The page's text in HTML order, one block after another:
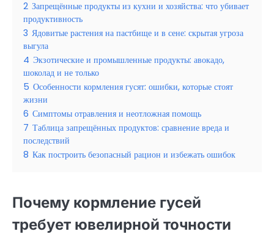
2 Запрещённые продукты из кухни и хозяйства: что убивает
продуктивность
3 Ядовитые растения на пастбище и в сене: скрытая угроза
выгула
4 Экзотические и промышленные продукты: авокадо,
шоколад и не только
5 Особенности кормления гусят: ошибки, которые стоят
жизни
6 Симптомы отравления и неотложная помощь
7 Таблица запрещённых продуктов: сравнение вреда и
последствий
8 Как построить безопасный рацион и избежать ошибок
Почему кормление гусей
требует ювелирной точности